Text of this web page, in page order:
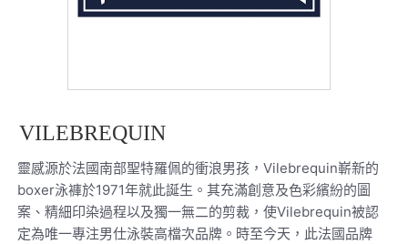
VILEBREQUIN
靈感源於法國南部聖特羅佩的衝浪男孩，Vilebrequin嶄新的
boxer泳褲於1971年就此誕生。其充滿創意及色彩繽紛的圖
案、精細印染過程以及獨一無二的剪裁，使Vilebrequin被認
定為唯一專注男仕泳裝高檔次品牌。時至今天，此法國品牌